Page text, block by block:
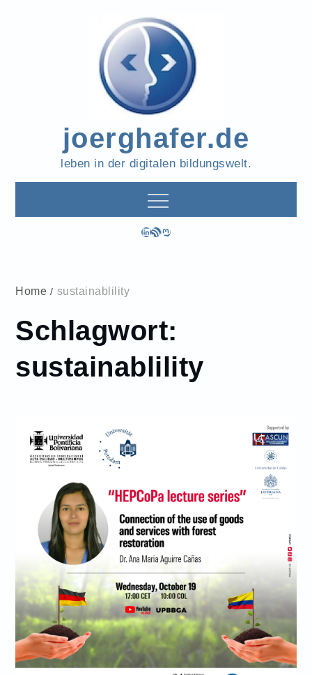
joerghafer.de
leben in der digitalen bildungswelt.
LinkedIn
RSS-FeedMastodon
Home sustainablility
Schlagwort:
sustainablility